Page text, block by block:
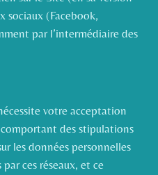
sociaux (Facebook,
par l’intermédiaire des
votre acceptation
des stipulations
les données personnelles
ces réseaux, et ce